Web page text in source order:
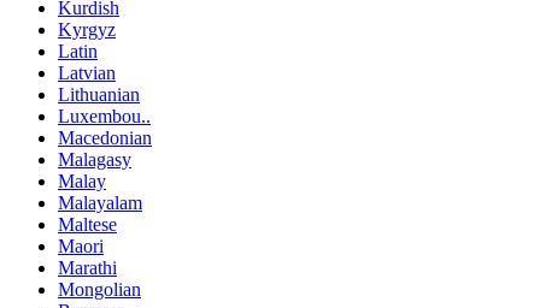
Kurdish
Kyrgyz
Latin
Latvian
Lithuanian
Luxembou..
Macedonian
Malagasy
Malay
Malayalam
Maltese
Maori
Marathi
Mongolian